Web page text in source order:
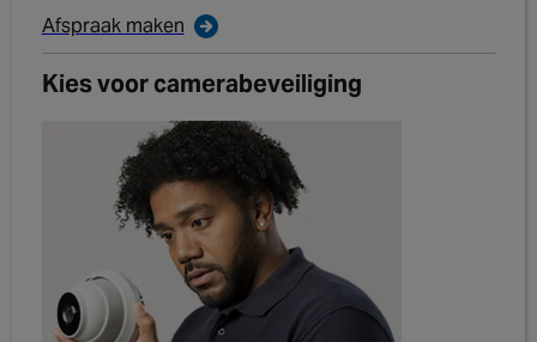
Afspraak maken
Kies voor camerabeveiliging